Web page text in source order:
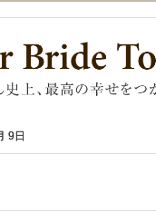
9日
9日